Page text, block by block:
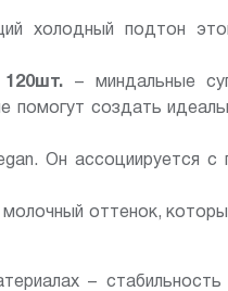
холодный подтон
– миндальные
помогут создать
Он ассоциируется с
оттенок,
– стабильность